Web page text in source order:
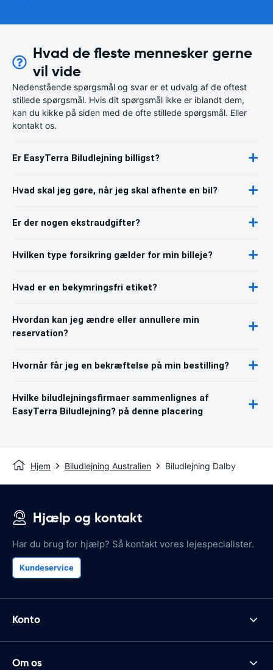
Hvad de fleste mennesker gerne
vil vide
Nedenstående spørgsmål og svar er et udvalg af de oftest
stillede spørgsmål. Hvis dit spørgsmål ikke er iblandt dem,
kan du kikke på siden med de ofte stillede spørgsmål. Eller
kontakt os.
Er EasyTerra Biludlejning billigst?
Hvad skal jeg gøre, når jeg skal afhente en bil?
Er der nogen ekstraudgifter?
Hvilken type forsikring gælder for min billeje?
Hvad er en bekymringsfri etiket?
Hvordan kan jeg ændre eller annullere min
reservation?
Hvornår får jeg en bekræftelse på min bestilling?
Hvilke biludlejningsfirmaer sammenlignes af
EasyTerra Biludlejning? på denne placering
Hjem Biludlejning Australien Biludlejning Dalby
Hjælp og kontakt
Har du brug for hjælp? Så kontakt vores lejespecialister.
Kundeservice
Konto
Om os